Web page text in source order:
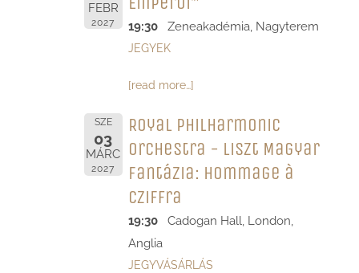
FEBR
2027 19:30 Zeneakadémia, Nagyterem
JEGYEK
[read more…]
SZE
03
MÁRC
2027
Royal Philharmonic
Orchestra - Liszt Magyar
Fantázia: Hommage à
Cziffra
19:30
Cadogan Hall, London,
Anglia
JEGYVÁSÁRLÁS